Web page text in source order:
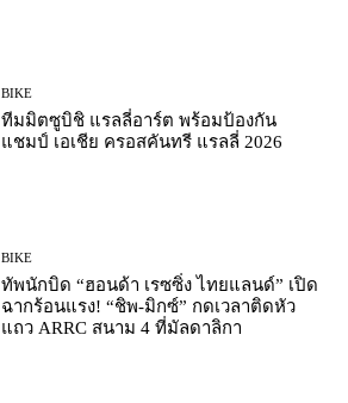
BIKE
ทีมมิตซูบิชิ แรลลี่อาร์ต พร้อมป้องกัน
แชมป์ เอเชีย ครอสคันทรี แรลลี่ 2026
BIKE
ทัพนักบิด “ฮอนด้า เรซซิ่ง ไทยแลนด์” เปิด
ฉากร้อนแรง! “ชิพ-มิกซ์” กดเวลาติดหัว
แถว ARRC สนาม 4 ที่มัลดาลิกา